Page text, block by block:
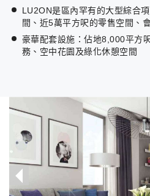
LU2ON是區內罕有的大型綜合
間、近5萬平方呎的零售空間、
豪華配套設施：佔地8,000平方
務、空中花園及綠化休憩空間